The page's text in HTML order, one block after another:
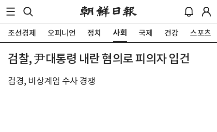
조선경제 오피니언 정치 사회 국제 건강 스포츠
검찰, 尹대통령 내란 혐의로 피의자 입건
검경, 비상계엄 수사 경쟁